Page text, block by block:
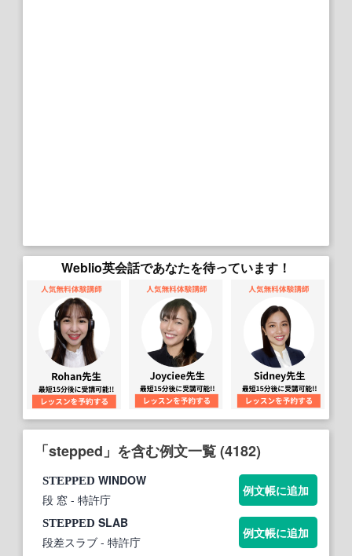
Weblio英会話であなたを待っています！
「stepped」を含む例文一覧 (4182)
STEPPED WINDOW
段 窓 - 特許庁
例文帳に追加
STEPPED SLAB
段差スラブ - 特許庁
例文帳に追加